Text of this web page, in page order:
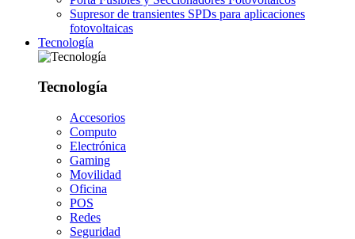
Supresor de transientes SPDs para aplicaciones
fotovoltaicas
Tecnología
Tecnología
Accesorios
Computo
Electrónica
Gaming
Movilidad
Oficina
POS
Redes
Seguridad